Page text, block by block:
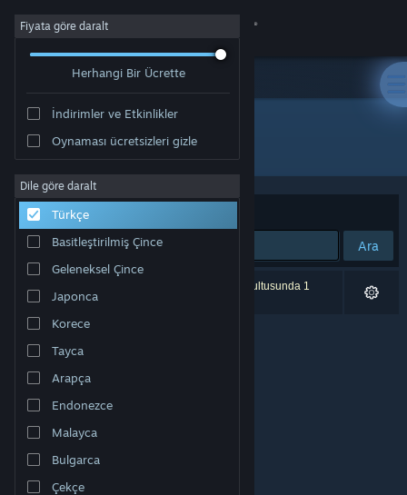
Giriş yap
Hakkında
Destek
Dili değiştir
Steam mobil uygulamasını yükle
Masaüstü internet sitesini görüntüle
Fiyata göre daralt
Herhangi Bir Ücrette
İndirimler ve Etkinlikler
Oynaması ücretsizleri gizle
Dile göre daralt
Türkçe
Basitleştirilmiş Çince
Geleneksel Çince
Japonca
Korece
Tayca
Arapça
Endonezce
Malayca
Bulgarca
Çekçe
Yayıncı: davidczar
Sırala Uygunluk
Ara
0 sonuç aramanızla eşleşiyor. Tercihleriniz doğrultusunda 1
ürün dâhil edilmedi.